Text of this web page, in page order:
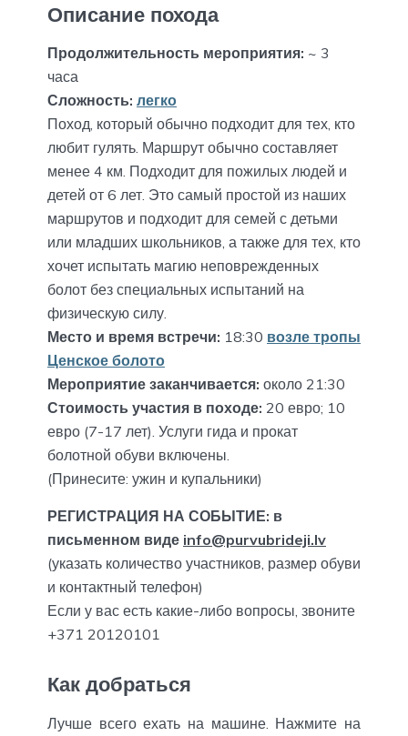
Описание похода
Продолжительность мероприятия: ~ 3
часа
Сложность: легко
Поход, который обычно подходит для тех, кто
любит гулять. Маршрут обычно составляет
менее 4 км. Подходит для пожилых людей и
детей от 6 лет. Это самый простой из наших
маршрутов и подходит для семей с детьми
или младших школьников, а также для тех, кто
хочет испытать магию неповрежденных
болот без специальных испытаний на
физическую силу.
Место и время встречи: 18:30 возле тропы
Ценское болото
Мероприятие заканчивается: около 21:30
Стоимость участия в походе: 20 евро; 10
евро (7-17 лет). Услуги гида и прокат
болотной обуви включены.
(Принесите: ужин и купальники)
РЕГИСТРАЦИЯ НА СОБЫТИЕ: в
письменном виде info@purvubrideji.lv
(указать количество участников, размер обуви
и контактный телефон)
Если у вас есть какие-либо вопросы, звоните
+371 20120101
Как добраться
Лучше всего ехать на машине. Нажмите на